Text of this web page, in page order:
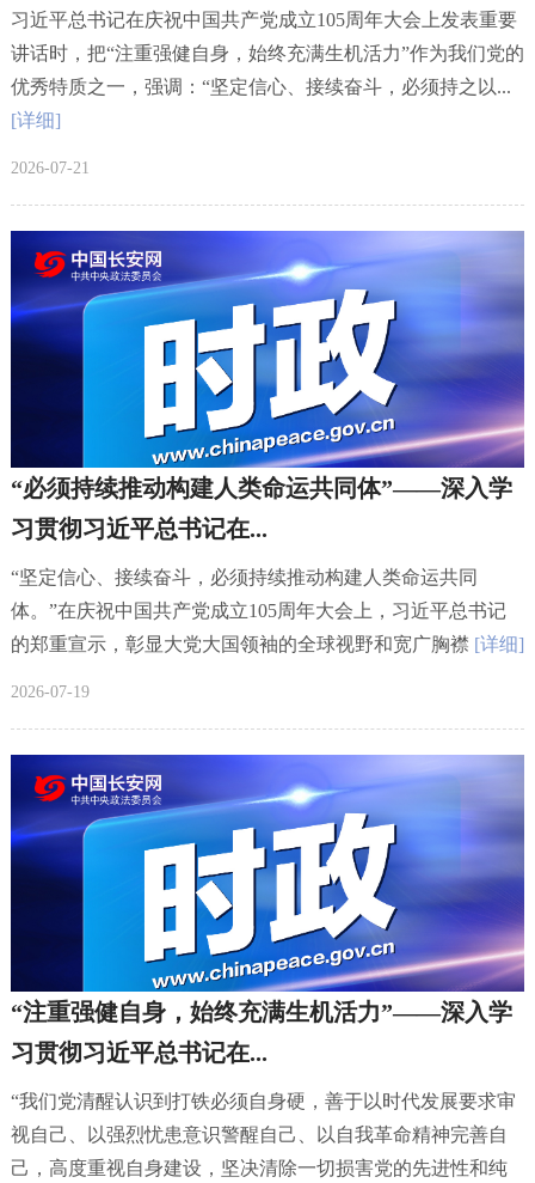
习近平总书记在庆祝中国共产党成立105周年大会上发表重要
讲话时，把“注重强健自身，始终充满生机活力”作为我们党的
优秀特质之一，强调：“坚定信心、接续奋斗，必须持之以...
[详细]
2026-07-21
“必须持续推动构建人类命运共同体”——深入学
习贯彻习近平总书记在...
“坚定信心、接续奋斗，必须持续推动构建人类命运共同
体。”在庆祝中国共产党成立105周年大会上，习近平总书记
的郑重宣示，彰显大党大国领袖的全球视野和宽广胸襟 [详细]
2026-07-19
“注重强健自身，始终充满生机活力”——深入学
习贯彻习近平总书记在...
“我们党清醒认识到打铁必须自身硬，善于以时代发展要求审
视自己、以强烈忧患意识警醒自己、以自我革命精神完善自
己，高度重视自身建设，坚决清除一切损害党的先进性和纯